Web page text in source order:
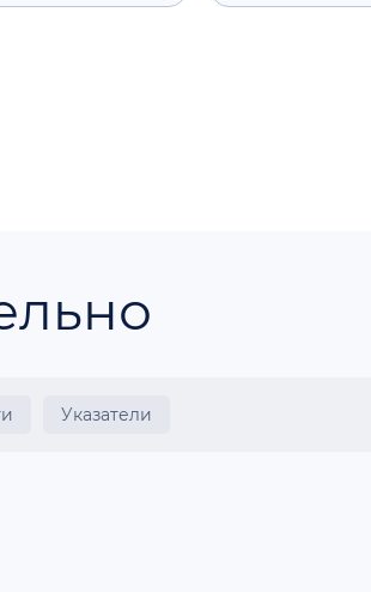
Указатели